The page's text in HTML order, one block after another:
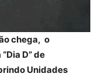
chega, o
D” de
Unidades